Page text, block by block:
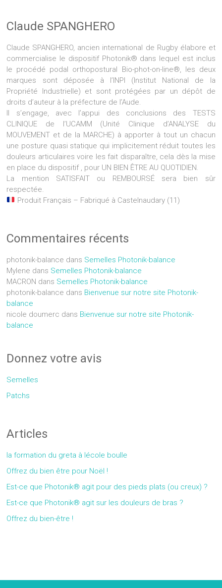
Claude SPANGHERO
Claude SPANGHERO, ancien international de Rugby élabore et
commercialise le dispositif Photonik® dans lequel est inclus
le procédé podal orthopostural Bio-phot-on-line®, les deux
marques sont déposée à l’INPI (Institut National de la
Propriété Industrielle) et sont protégées par un dépôt de
droits d’auteur à la préfecture de l’Aude.
Il s’engage, avec l’appui des conclusions des TESTS
CLINIQUE de l’UCAMM (Unité Clinique d’ANALYSE du
MOUVEMENT et de la MARCHE) à apporter à tout un chacun
une posture quasi statique qui implicitement réduit toutes les
douleurs articulaires voire les fait disparaître, cela dès la mise
en place du dispositif , pour UN BIEN ÊTRE AU QUOTIDIEN.
La mention SATISFAIT ou REMBOURSÉ sera bien sûr
respectée.
Produit Français – Fabriqué à Castelnaudary (11)
Commentaires récents
photonik-balance dans Semelles Photonik-balance
Mylene dans Semelles Photonik-balance
MACRON dans Semelles Photonik-balance
photonik-balance dans Bienvenue sur notre site Photonik-
balance
nicole doumerc dans Bienvenue sur notre site Photonik-
balance
Donnez votre avis
Semelles
Patchs
Articles
la formation du greta à lécole boulle
Offrez du bien être pour Noël !
Est-ce que Photonik® agit pour des pieds plats (ou creux) ?
Est-ce que Photonik® agit sur les douleurs de bras ?
Offrez du bien-être !